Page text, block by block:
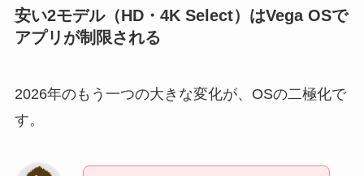
安い2モデル（HD・4K Select）はVega OSで
アプリが制限される
2026年のもう一つの大きな変化が、OSの二極化で
す。